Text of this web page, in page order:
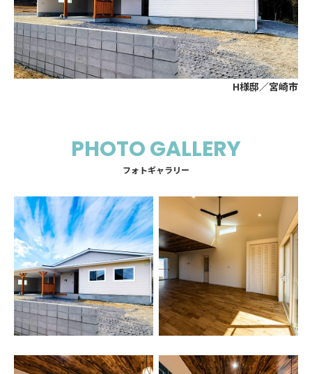
H様邸／宮崎市
PHOTO GALLERY
フォトギャラリー